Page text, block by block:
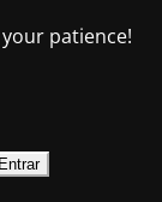
patience!